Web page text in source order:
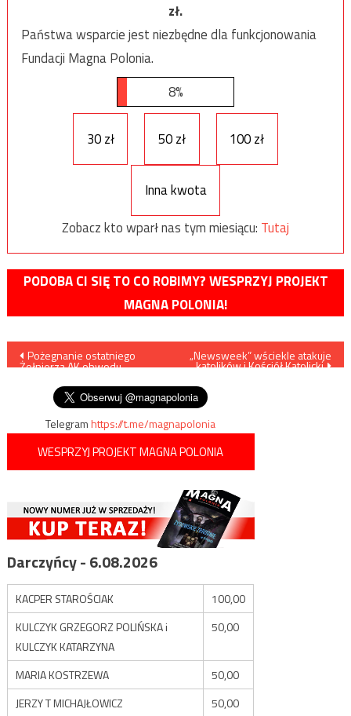
zł.
Państwa wsparcie jest niezbędne dla funkcjonowania
Fundacji Magna Polonia.
8%
30 zł 50 zł 100 zł
Inna kwota
Zobacz kto wparł nas tym miesiącu: Tutaj
PODOBA CI SIĘ TO CO ROBIMY? WESPRZYJ PROJEKT
MAGNA POLONIA!
Nawigacja
wpisu
Pożegnanie ostatniego
Żołnierza AK obwodu
„Newsweek” wściekle atakuje
katolików i Kościół Katolicki
Telegramhttps://t.me/magnapolonia
WESPRZYJ PROJEKT MAGNA POLONIA
Darczyńcy - 6.08.2026
KACPER STAROŚCIAK
100,00
KULCZYK GRZEGORZ POLIŃSKA i
KULCZYK KATARZYNA
50,00
MARIA KOSTRZEWA
50,00
JERZY T MICHAJŁOWICZ
50,00